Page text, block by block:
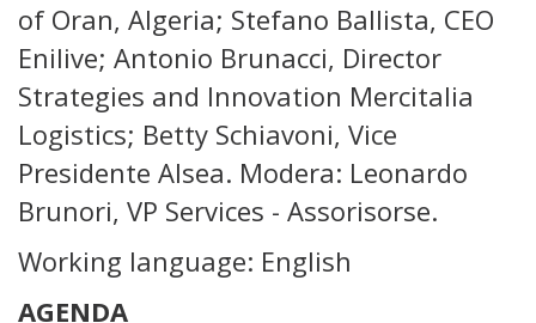
of Oran, Algeria; Stefano Ballista, CEO
Enilive; Antonio Brunacci, Director
Strategies and Innovation Mercitalia
Logistics; Betty Schiavoni, Vice
Presidente Alsea. Modera: Leonardo
Brunori, VP Services - Assorisorse.
Working language: English
AGENDA